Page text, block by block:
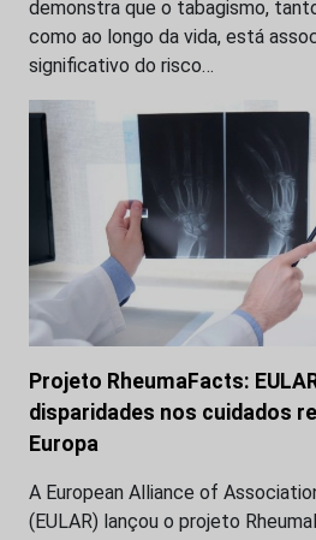
demonstra que o tabagismo,
como ao longo da vida, está
significativo do risco…
Projeto RheumaFacts:
disparidades nos cuidados
Europa
A European Alliance of
(EULAR) lançou o projeto